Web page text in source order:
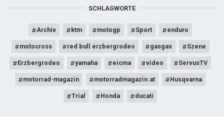
SCHLAGWORTE
Archiv ktm motogp Sport enduro
motocross red bull erzbergrodeo gasgas Szene
Erzbergrodeo yamaha eicma video ServusTV
motorrad-magazin motorradmagazin.at Husqvarna
Trial Honda ducati